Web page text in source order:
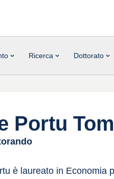
Ricerca Dottorato
Portu
è laureato in Economia